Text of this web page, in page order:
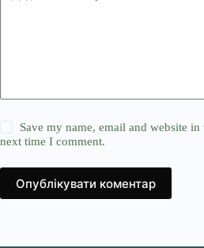
Save my name, email and website
next time I comment.
Опублікувати коментар